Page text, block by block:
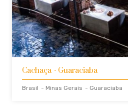
Cachaça - Guaraciaba
Brasil - Minas Gerais - Guaraciaba